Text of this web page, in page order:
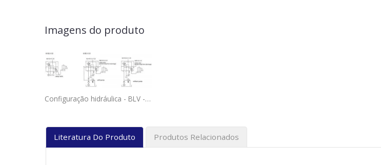
Imagens do produto
Configuração hidráulica - BLV - Válvula de balanceamento com válvula de segurança.
Literatura Do Produto Produtos Relacionados